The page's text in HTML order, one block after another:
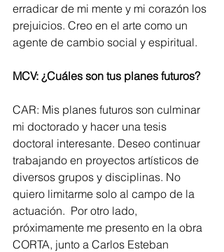
erradicar de mi mente y mi corazón los
prejuicios. Creo en el arte como un
agente de cambio social y espiritual.
MCV: ¿Cuáles son tus planes futuros?
CAR: Mis planes futuros son culminar
mi doctorado y hacer una tesis
doctoral interesante. Deseo continuar
trabajando en proyectos artísticos de
diversos grupos y disciplinas. No
quiero limitarme solo al campo de la
actuación.  Por otro lado,
próximamente me presento en la obra
CORTA, junto a Carlos Esteban